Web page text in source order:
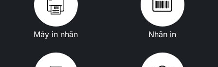
Máy in nhãn Nhãn in